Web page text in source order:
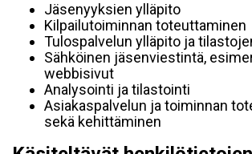
Jäsenyyksien ylläpito
Kilpailutoiminnan toteuttaminen
Tulospalvelun ylläpito ja
Sähköinen jäsenviestintä,
webbisivut
Analysointi ja tilastointi
Asiakaspalvelun ja toiminnan
sekä kehittäminen